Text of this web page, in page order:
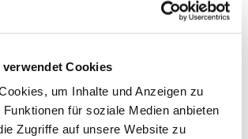
verwendet Cookies
um Inhalte und Anzeigen zu
für soziale Medien anbieten
Zugriffe auf unsere Website zu